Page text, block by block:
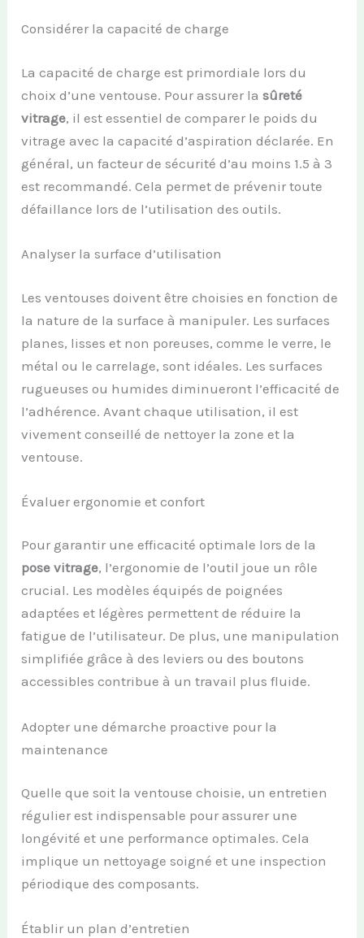
Considérer la capacité de charge
La capacité de charge est primordiale lors du
choix d’une ventouse. Pour assurer lasûreté
vitrage, il est essentiel de comparer le poids du
vitrage avec la capacité d’aspiration déclarée. En
général, un facteur de sécurité d’au moins 1.5 à 3
est recommandé. Cela permet de prévenir toute
défaillance lors de l’utilisation des outils.
Analyser la surface d’utilisation
Les ventouses doivent être choisies en fonction de
la nature de la surface à manipuler. Les surfaces
planes, lisses et non poreuses, comme le verre, le
métal ou le carrelage, sont idéales. Les surfaces
rugueuses ou humides diminueront l’efficacité de
l’adhérence. Avant chaque utilisation, il est
vivement conseillé de nettoyer la zone et la
ventouse.
Évaluer ergonomie et confort
Pour garantir une efficacité optimale lors de la
pose vitrage, l’ergonomie de l’outil joue un rôle
crucial. Les modèles équipés de poignées
adaptées et légères permettent de réduire la
fatigue de l’utilisateur. De plus, une manipulation
simplifiée grâce à des leviers ou des boutons
accessibles contribue à un travail plus fluide.
Adopter une démarche proactive pour la
maintenance
Quelle que soit la ventouse choisie, un entretien
régulier est indispensable pour assurer une
longévité et une performance optimales. Cela
implique un nettoyage soigné et une inspection
périodique des composants.
Établir un plan d’entretien